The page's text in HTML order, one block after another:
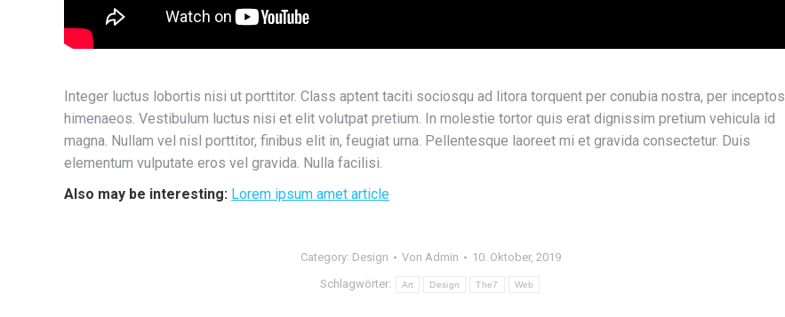
Integer luctus lobortis nisi ut porttitor. Class aptent taciti sociosqu ad litora torquent per conubia nostra, per inceptos
himenaeos. Vestibulum luctus nisi et elit volutpat pretium. In molestie tortor quis erat dignissim pretium vehicula id
magna. Nullam vel nisl porttitor, finibus elit in, feugiat urna. Pellentesque laoreet mi et gravida consectetur. Duis
elementum vulputate eros vel gravida. Nulla facilisi.
Also may be interesting: Lorem ipsum amet article
Category: Design Von Admin 10. Oktober, 2019
Schlagwörter: Art Design The7 Web